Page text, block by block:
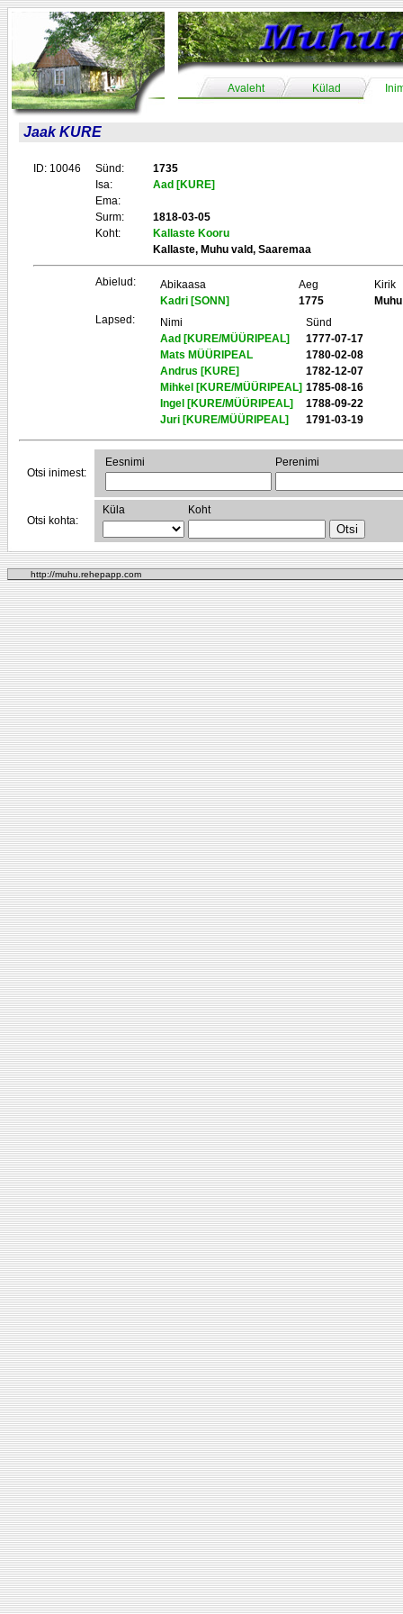
Avaleht Külad
Jaak KURE
ID: 10046 Sünd:
1735
Isa:
Aad [KURE]
Ema:
Surm:
1818-03-05
Koht:
Kallaste Kooru
Kallaste, Muhu vald, Saaremaa
Abielud: Abikaasa Aeg
Kirik
Kadri [SONN]
1775
Muhu
Lapsed:
Nimi
Sünd
Aad [KURE/MÜÜRIPEAL]
1777-07-17
Mats MÜÜRIPEAL
1780-02-08
Andrus [KURE]
1782-12-07
Mihkel [KURE/MÜÜRIPEAL] 1785-08-16
Ingel [KURE/MÜÜRIPEAL]
1788-09-22
Juri [KURE/MÜÜRIPEAL]
1791-03-19
Otsi inimest:
Eesnimi Perenimi
Otsi kohta:
Küla Koht
http://muhu.rehepapp.com